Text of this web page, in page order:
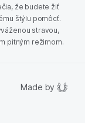
že budete žiť
štýlu pomôcť.
stravou,
pitným režimom.
Made by